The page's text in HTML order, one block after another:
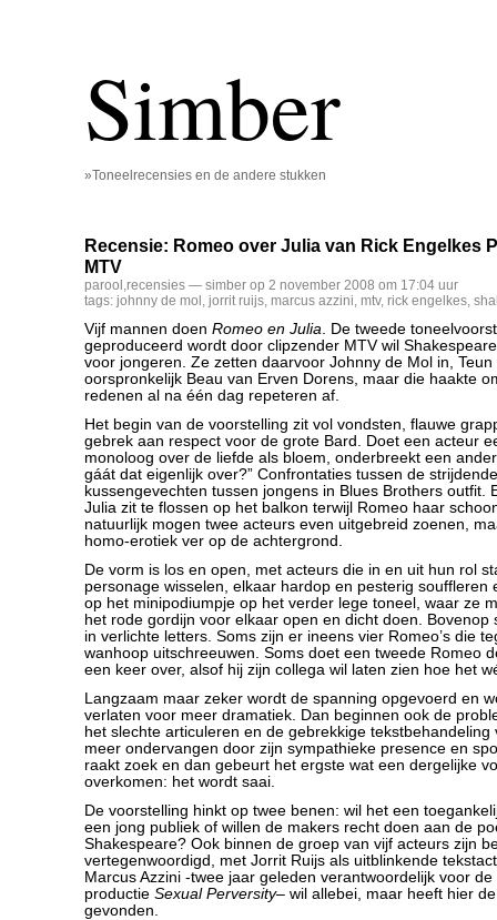
Simber
»Toneelrecensies en de andere stukken
Recensie: Romeo over Julia van Rick Engelkes
MTV
parool ,recensies — simber op 2 november 2008 om 17:04 uur
tags: johnny de mol , jorrit ruijs, marcus azzini, mtv, rick engelkes,
Vijf mannen doen Romeo en Julia. De tweede
geproduceerd wordt door clipzender MTV wil
voor jongeren. Ze zetten daarvoor Johnny de Mol in,
oorspronkelijk Beau van Erven Dorens, maar die haakte
redenen al na één dag repeteren af.
Het begin van de voorstelling zit vol vondsten, flauwe
gebrek aan respect voor de grote Bard. Doet een acteur
monoloog over de liefde als bloem, onderbreekt een
gáát dat eigenlijk over?” Confrontaties tussen de
kussengevechten tussen jongens in Blues Brothers outfit.
Julia zit te flossen op het balkon terwijl Romeo haar
natuurlijk mogen twee acteurs even uitgebreid zoenen,
homo-erotiek ver op de achtergrond.
De vorm is los en open, met acteurs die in en uit hun rol
personage wisselen, elkaar hardop en pesterig souffleren
op het minipodiumpje op het verder lege toneel, waar ze
het rode gordijn voor elkaar open en dicht doen. Bovenop
in verlichte letters. Soms zijn er ineens vier Romeo’s die
wanhoop uitschreeuwen. Soms doet een tweede Romeo
een keer over, alsof hij zijn collega wil laten zien hoe het
Langzaam maar zeker wordt de spanning opgevoerd en
verlaten voor meer dramatiek. Dan beginnen ook de
het slechte articuleren en de gebrekkige tekstbehandeling
meer ondervangen door zijn sympathieke presence en
raakt zoek en dan gebeurt het ergste wat een dergelijke
overkomen: het wordt saai.
De voorstelling hinkt op twee benen: wil het een
een jong publiek of willen de makers recht doen aan de
Shakespeare? Ook binnen de groep van vijf acteurs zijn
vertegenwoordigd, met Jorrit Ruijs als uitblinkende
Marcus Azzini -twee jaar geleden verantwoordelijk voor
productie Sexual Perversity– wil allebei, maar heeft hier
gevonden.